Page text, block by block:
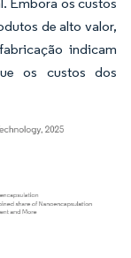
de alto valor,
indicam
os custos dos